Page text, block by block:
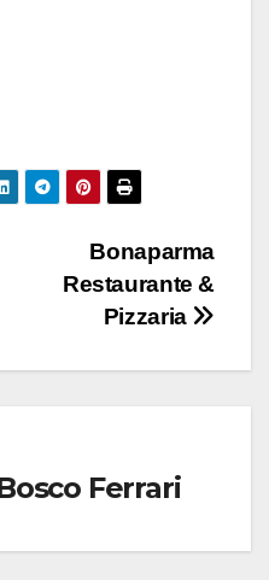
Bonaparma
Restaurante &
Pizzaria
Ferrari